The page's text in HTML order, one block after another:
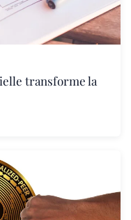
transforme la